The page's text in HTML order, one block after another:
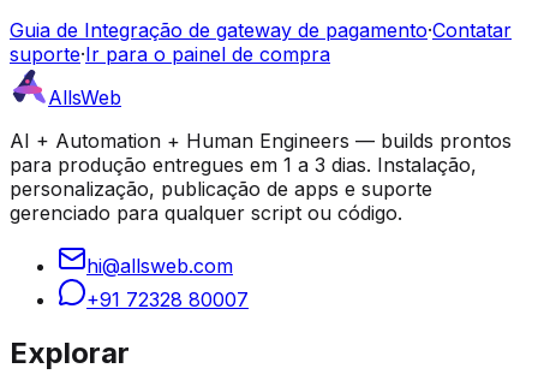
Guia de Integração de gateway de pagamento·Contatar
suporte·Ir para o painel de compra
AllsWeb
AI + Automation + Human Engineers — builds prontos
para produção entregues em 1 a 3 dias. Instalação,
personalização, publicação de apps e suporte
gerenciado para qualquer script ou código.
hi@allsweb.com
+91 72328 80007
Explorar